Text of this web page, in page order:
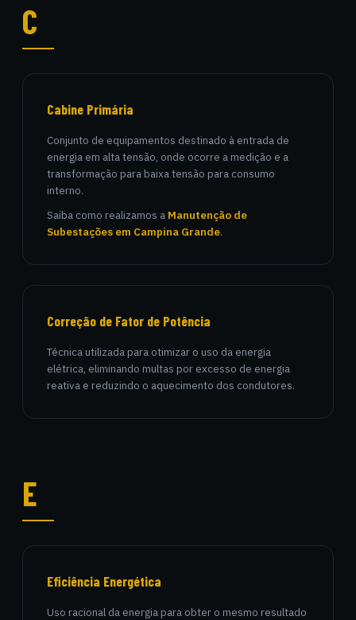
C
Cabine Primária
Conjunto de equipamentos destinado à entrada de
energia em alta tensão, onde ocorre a medição e a
transformação para baixa tensão para consumo
interno.
Saiba como realizamos a Manutenção de
Subestações em Campina Grande.
Correção de Fator de Potência
Técnica utilizada para otimizar o uso da energia
elétrica, eliminando multas por excesso de energia
reativa e reduzindo o aquecimento dos condutores.
E
Eficiência Energética
Uso racional da energia para obter o mesmo resultado